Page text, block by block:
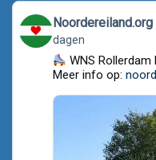
View
post
by
Noordereiland.org
Bluesky
Noordereiland.org
dagen
WNS
Meer info op: